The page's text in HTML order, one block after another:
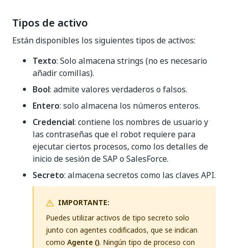
Tipos de activo
Están disponibles los siguientes tipos de activos:
Texto: Solo almacena strings (no es necesario
añadir comillas).
Bool: admite valores verdaderos o falsos.
Entero: solo almacena los números enteros.
Credencial: contiene los nombres de usuario y
las contraseñas que el robot requiere para
ejecutar ciertos procesos, como los detalles de
inicio de sesión de SAP o SalesForce.
Secreto: almacena secretos como las claves API.
IMPORTANTE:
Puedes utilizar activos de tipo secreto solo
junto con agentes codificados, que se indican
como Agente (). Ningún tipo de proceso con